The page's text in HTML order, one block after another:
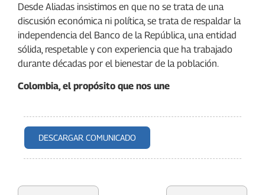
Desde Aliadas insistimos en que no se trata de una
discusión económica ni política, se trata de respaldar la
independencia del Banco de la República, una entidad
sólida, respetable y con experiencia que ha trabajado
durante décadas por el bienestar de la población.
Colombia, el propósito que nos une
DESCARGAR COMUNICADO